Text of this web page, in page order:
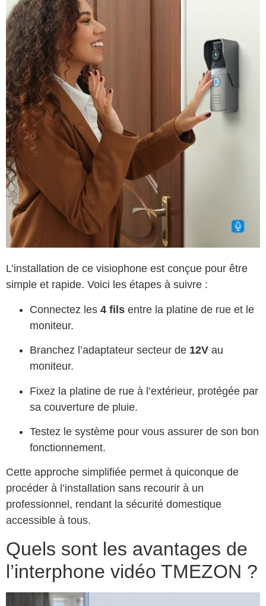
L’installation de ce visiophone est conçue pour être
simple et rapide. Voici les étapes à suivre :
Connectez les 4 fils entre la platine de rue et le
moniteur.
Branchez l’adaptateur secteur de 12V au
moniteur.
Fixez la platine de rue à l’extérieur, protégée par
sa couverture de pluie.
Testez le système pour vous assurer de son bon
fonctionnement.
Cette approche simplifiée permet à quiconque de
procéder à l’installation sans recourir à un
professionnel, rendant la sécurité domestique
accessible à tous.
Quels sont les avantages de
l’interphone vidéo TMEZON ?